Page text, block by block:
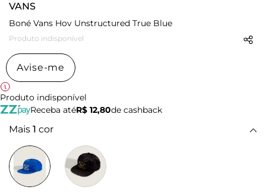
VANS
Boné Vans Hov Unstructured True Blue
Produto indisponível
Avise-me
Produto indisponível
Receba atéR$ 12,80de cashback
Mais 1 cor